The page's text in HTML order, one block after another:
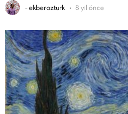
-ekberozturk 8 yıl önce